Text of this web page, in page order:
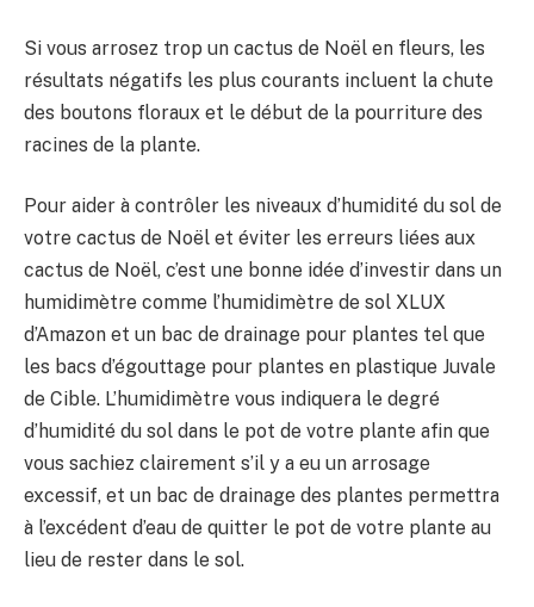
Si vous arrosez trop un cactus de Noël en fleurs, les
résultats négatifs les plus courants incluent la chute
des boutons floraux et le début de la pourriture des
racines de la plante.
Pour aider à contrôler les niveaux d’humidité du sol de
votre cactus de Noël et éviter les erreurs liées aux
cactus de Noël, c’est une bonne idée d’investir dans un
humidimètre comme l’humidimètre de sol XLUX
d’Amazon et un bac de drainage pour plantes tel que
les bacs d’égouttage pour plantes en plastique Juvale
de Cible. L’humidimètre vous indiquera le degré
d’humidité du sol dans le pot de votre plante afin que
vous sachiez clairement s’il y a eu un arrosage
excessif, et un bac de drainage des plantes permettra
à l’excédent d’eau de quitter le pot de votre plante au
lieu de rester dans le sol.